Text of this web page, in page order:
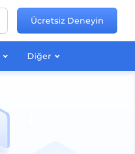
Diğer
Ücretsiz Deneyin